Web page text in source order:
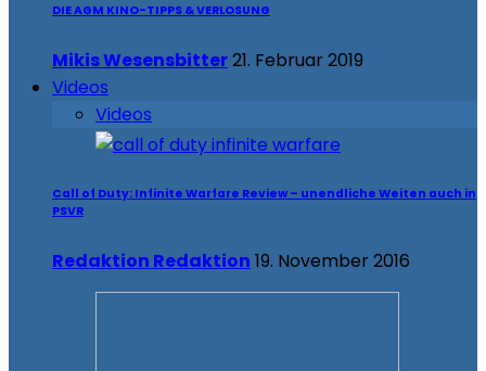
DIE AGM KINO-TIPPS & VERLOSUNG
Mikis Wesensbitter21. Februar 2019
Videos
Videos
Call of Duty: Infinite Warfare Review – unendliche Weiten auch in
PSVR
Redaktion Redaktion 19. November 2016